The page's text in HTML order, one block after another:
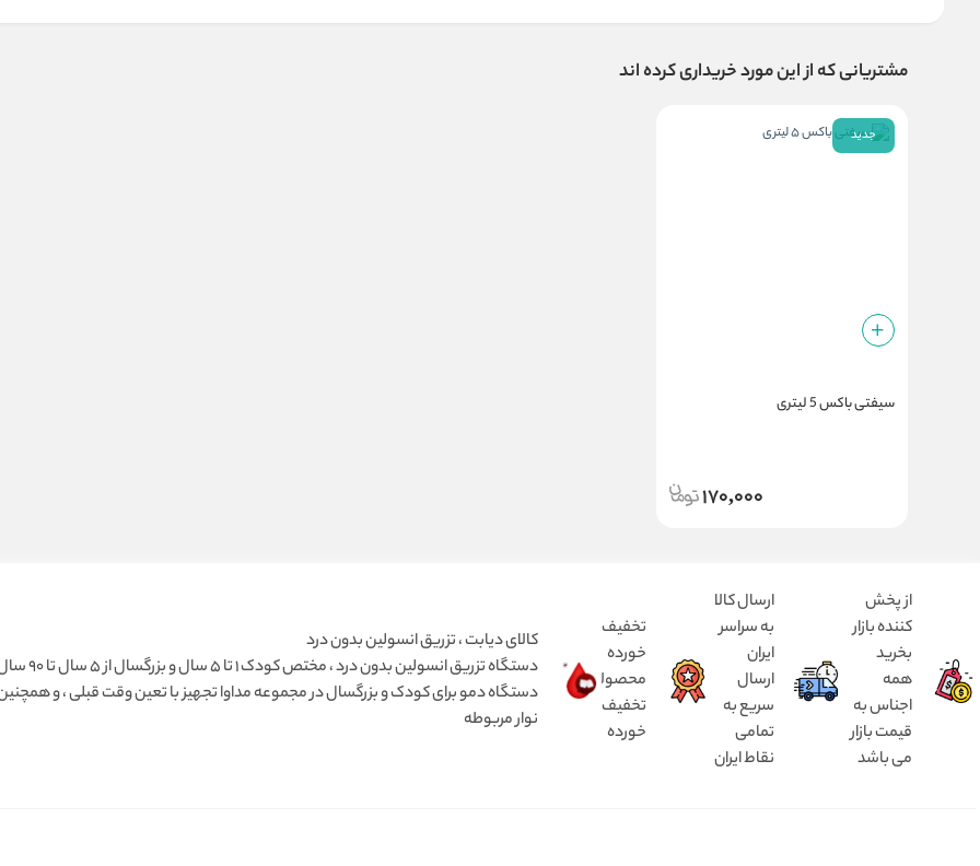
مشتریانی که از این مورد خریداری کرده اند
جدید
سیفتی باکس 5 لیتری
170,000
از پخش
کننده بازار
بخرید
همه
اجناس به
قیمت بازار
می باشد
ارسال کالا
به سراسر
ایران
ارسال
سریع به
تمامی
نقاط ایران
تخفیف
خورده
محصولات
تخفیف
خورده
کالای دیابت ، تزریق انسولین بدون درد
دستگاه
دستگاه دمو برای کودک و بزرگسال در مجموعه مداوا تجهیز با تعین وقت قبلی ، و
نوار مربوطه